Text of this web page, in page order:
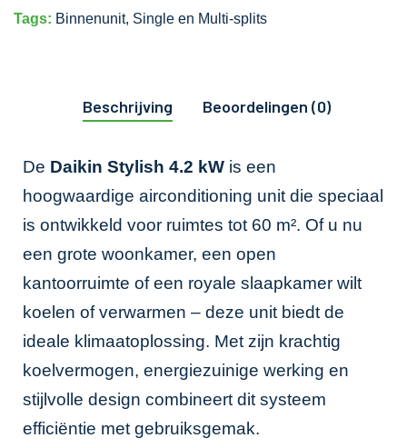
Tags: Binnenunit, Single en Multi-splits
Beschrijving Beoordelingen (0)
De Daikin Stylish 4.2 kW is een
hoogwaardige airconditioning unit die speciaal
is ontwikkeld voor ruimtes tot 60 m². Of u nu
een grote woonkamer, een open
kantoorruimte of een royale slaapkamer wilt
koelen of verwarmen – deze unit biedt de
ideale klimaatoplossing. Met zijn krachtig
koelvermogen, energiezuinige werking en
stijlvolle design combineert dit systeem
efficiëntie met gebruiksgemak.